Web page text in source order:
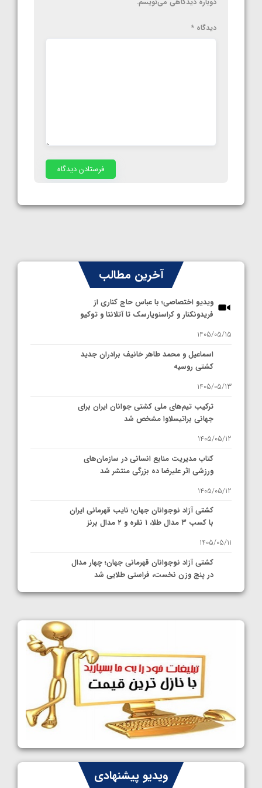
دیدگاه *
آخرین مطالب
ویدیو اختصاصی؛ با عباس حاج کناری از
فریدونکنار و کراسنویارسک تا آتلانتا و توکیو
1405/05/15
اسماعیل و محمد طاهر خانیف برادران جدید
کشتی روسیه
1405/05/13
ترکیب تیم‌های ملی کشتی جوانان ایران برای
جهانی براتیسلاوا مشخص شد
1405/05/12
کتاب مدیریت منابع انسانی در سازمان‌های
ورزشی اثر علیرضا ده بزرگی منتشر شد
1405/05/12
کشتی آزاد نوجوانان جهان؛ نایب قهرمانی ایران
با کسب ۳ مدال طلا، ۱ نقره و ۲ مدال برنز
1405/05/11
کشتی آزاد نوجوانان قهرمانی جهان؛ چهار مدال
در پنج وزن نخست، فراستی طلایی شد
1405/05/11
کشتی آزاد نوجوانان جهان؛ رقبای نمایندگان
ایران مشخص شدند
1405/05/08
کشتی فرنگی نوجوانان جهان؛ سکوی تیمی
سوم برای ایران
1405/05/07
ایران چشم به راه چهار مدال در پنج وزن دوم
کشتی فرنگی نوجوانان جهانویدیو پیشنهادی